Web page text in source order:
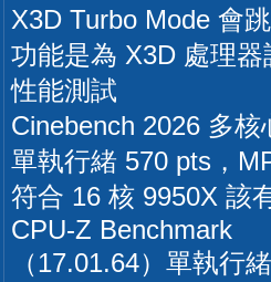
X3D Turbo Mode 會
功能是為 X3D 處理
性能測試
Cinebench 2026 多
單執行緒 570 pts，
符合 16 核 9950X 該
CPU-Z Benchmark
（17.01.64）單執行